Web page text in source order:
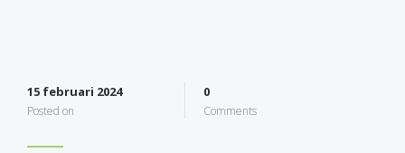
15 februari 2024
Posted on
0
Comments